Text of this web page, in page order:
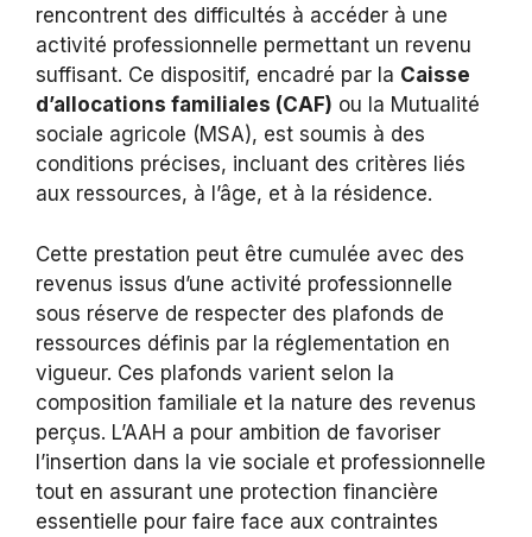
rencontrent des difficultés à accéder à une
activité professionnelle permettant un revenu
suffisant. Ce dispositif, encadré par la Caisse
d’allocations familiales (CAF) ou la Mutualité
sociale agricole (MSA), est soumis à des
conditions précises, incluant des critères liés
aux ressources, à l’âge, et à la résidence.
Cette prestation peut être cumulée avec des
revenus issus d’une activité professionnelle
sous réserve de respecter des plafonds de
ressources définis par la réglementation en
vigueur. Ces plafonds varient selon la
composition familiale et la nature des revenus
perçus. L’AAH a pour ambition de favoriser
l’insertion dans la vie sociale et professionnelle
tout en assurant une protection financière
essentielle pour faire face aux contraintes